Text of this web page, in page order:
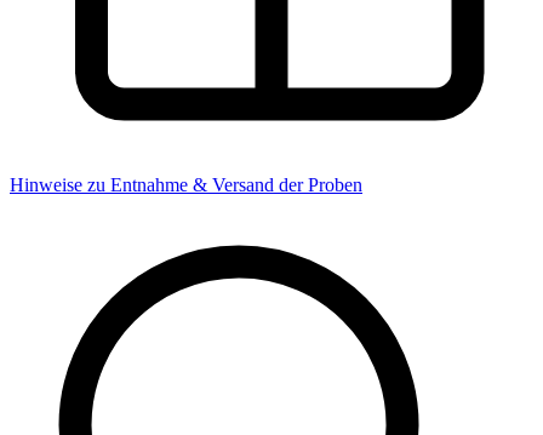
Hinweise zu Entnahme & Versand der Proben